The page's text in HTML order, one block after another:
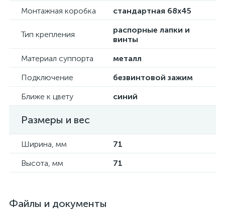
Монтажная коробка стандартная 68х45
Тип крепления
распорные лапки и
винты
Материал суппорта
металл
Подключение
безвинтовой зажим
Ближе к цвету
синий
Размеры и вес
Ширина, мм
71
Высота, мм
71
Файлы и документы